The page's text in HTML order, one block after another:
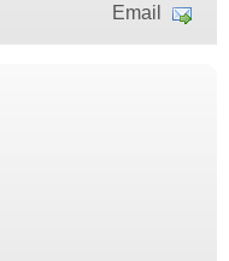
Email